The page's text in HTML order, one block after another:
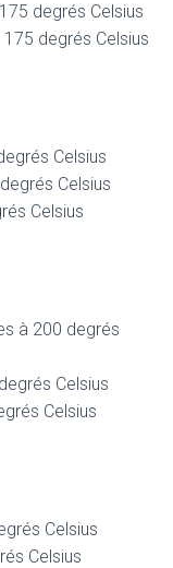
degrés Celsius
degrés Celsius
Celsius
Celsius
Celsius
à 200 degrés
Celsius
Celsius
Celsius
Celsius